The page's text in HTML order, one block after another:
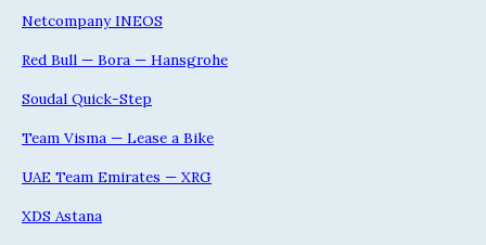
Netcompany INEOS
Red Bull — Bora — Hansgrohe
Soudal Quick-Step
Team Visma — Lease a Bike
UAE Team Emirates — XRG
XDS Astana